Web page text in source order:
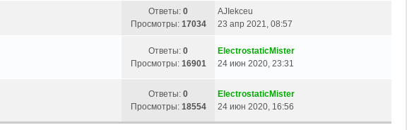
Ответы: 0
Просмотры: 17034
AJIekceu
23 апр 2021, 08:57
Ответы: 0
Просмотры: 16901
ElectrostaticMister
24 июн 2020, 23:31
Ответы: 0
Просмотры: 18554
ElectrostaticMister
24 июн 2020, 16:56